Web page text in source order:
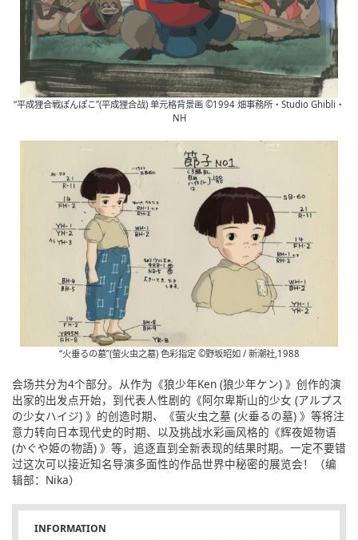
“平成狸合戦ぽんぽこ”(平成狸合战) 单元格背景画 ©1994 畑事務所・Studio Ghibli・
NH
“火垂るの墓”(萤火虫之墓) 色彩指定 ©野坂昭如 / 新潮社,1988
会场共分为4个部分。从作为《狼少年Ken (狼少年ケン) 》创作的演
出家的出发点开始，到代表人性剧的《阿尔卑斯山的少女 (アルプス
の少女ハイジ) 》的创造时期、《萤火虫之墓 (火垂るの墓) 》等将注
意力转向日本现代史的时期、以及挑战水彩画风格的《辉夜姬物语
(かぐや姫の物語) 》等，追逐直到全新表现的结果时期。一定不要错
过这次可以接近知名导演多面性的作品世界中秘密的展览会！（编
辑部：Nika）
INFORMATION